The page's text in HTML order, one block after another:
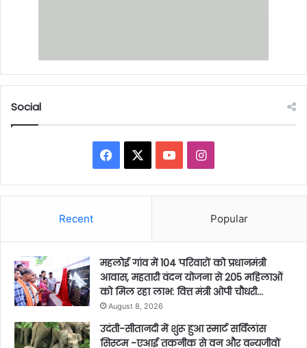
Social
Facebook YouTubeInstagram
Recent Popular
महलोई गांव में 104 परिवारों को प्रधानमंत्री
आवास, महतारी वंदन योजना से 205 महिलाओं
को मिल रहा लाभ: वित्त मंत्री ओपी चौधरी…
August 8, 2026
उदंती-सीतानदी में शुरू हुआ स्मार्ट सर्विलांस
सिस्टम -एआई तकनीक से वन और वन्यजीवों